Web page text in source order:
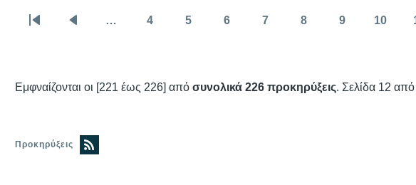
Σελιδοποίηση … 4 5 6 7 8 9 10
Εμφναίζονται οι [221 έως 226] απόσυνολικά 226 προκηρύξεις. Σελίδα 12
Προκηρύξεις